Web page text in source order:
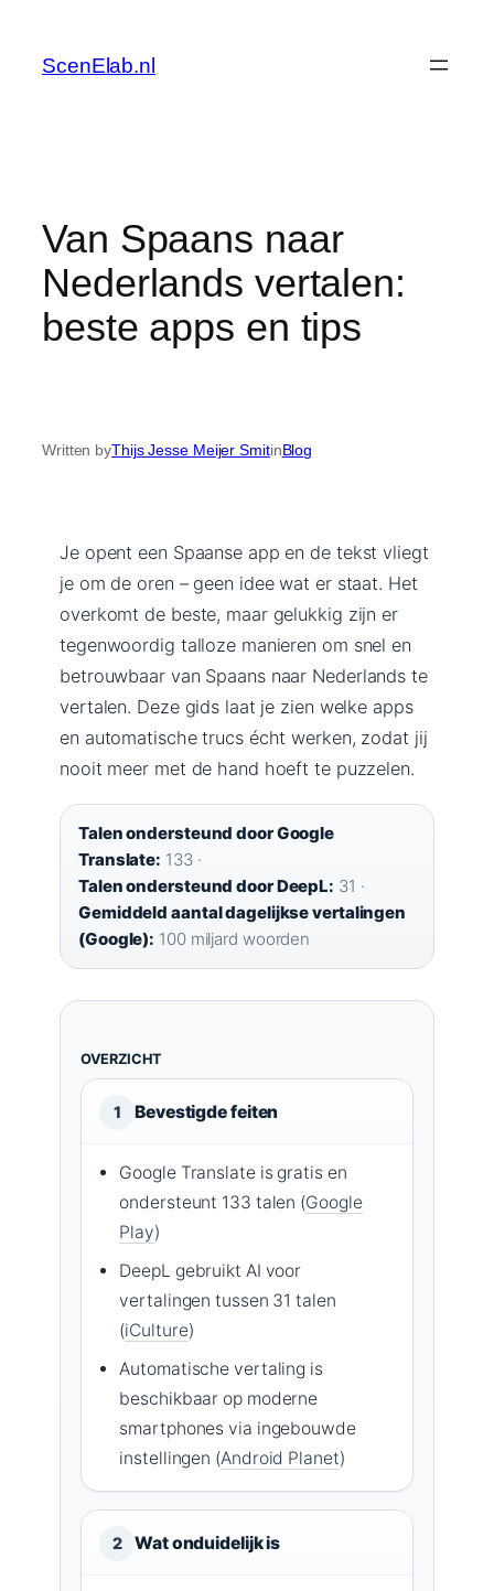
content
ScenElab.nl
Van Spaans naar
Nederlands vertalen:
beste apps en tips
Written byThijs Jesse Meijer SmitinBlog
Je opent een Spaanse app en de tekst vliegt
je om de oren – geen idee wat er staat. Het
overkomt de beste, maar gelukkig zijn er
tegenwoordig talloze manieren om snel en
betrouwbaar van Spaans naar Nederlands te
vertalen. Deze gids laat je zien welke apps
en automatische trucs écht werken, zodat jij
nooit meer met de hand hoeft te puzzelen.
Talen ondersteund door Google
Translate: 133 ·
Talen ondersteund door DeepL: 31 ·
Gemiddeld aantal dagelijkse vertalingen
(Google): 100 miljard woorden
OVERZICHT
1 Bevestigde feiten
Google Translate is gratis en
ondersteunt 133 talen (Google
Play)
DeepL gebruikt AI voor
vertalingen tussen 31 talen
(iCulture)
Automatische vertaling is
beschikbaar op moderne
smartphones via ingebouwde
instellingen (Android Planet)
2 Wat onduidelijk is